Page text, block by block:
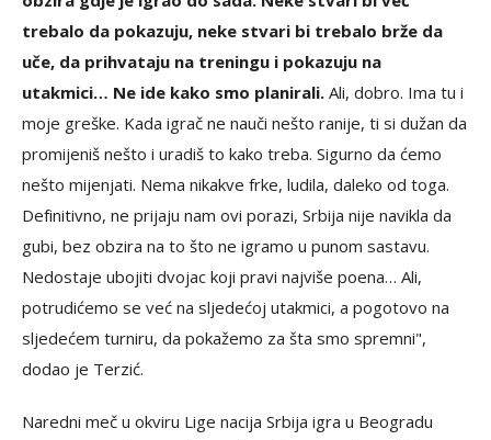
trebalo da pokazuju, neke stvari bi trebalo brže da
uče, da prihvataju na treningu i pokazuju na
utakmici… Ne ide kako smo planirali. Ali, dobro. Ima tu i
moje greške. Kada igrač ne nauči nešto ranije, ti si dužan da
promijeniš nešto i uradiš to kako treba. Sigurno da ćemo
nešto mijenjati. Nema nikakve frke, ludila, daleko od toga.
Definitivno, ne prijaju nam ovi porazi, Srbija nije navikla da
gubi, bez obzira na to što ne igramo u punom sastavu.
Nedostaje ubojiti dvojac koji pravi najviše poena… Ali,
potrudićemo se već na sljedećoj utakmici, a pogotovo na
sljedećem turniru, da pokažemo za šta smo spremni",
dodao je Terzić.
Naredni meč u okviru Lige nacija Srbija igra u Beogradu